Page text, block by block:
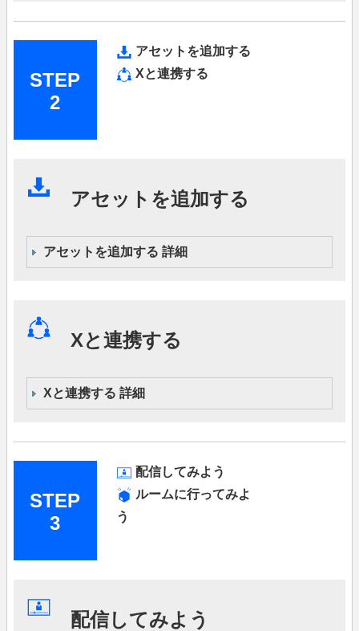
STEP
2
アセットを追加する
Xと連携する
アセットを追加する
アセットを追加する 詳細
Xと連携する
Xと連携する 詳細
STEP
3
配信してみよう
ルームに行ってみよ
う
配信してみよう